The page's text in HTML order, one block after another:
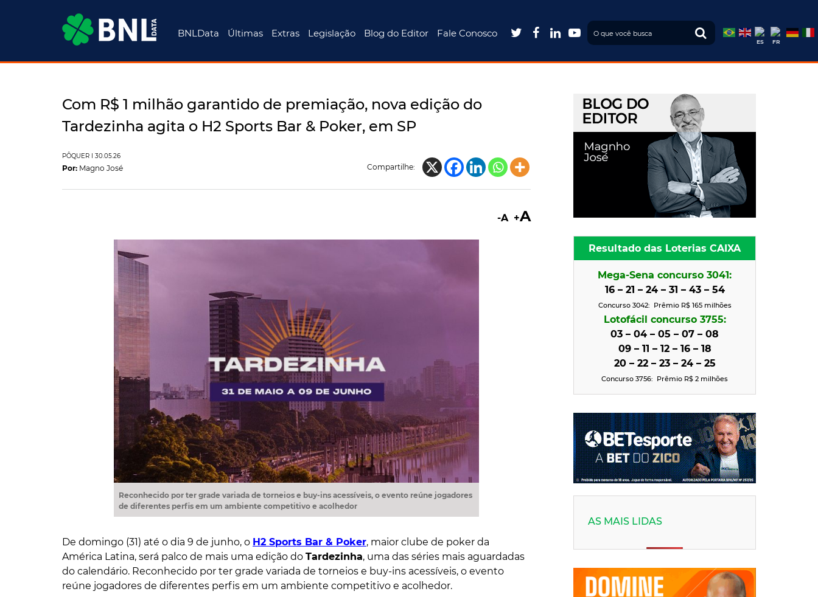
BNLData Últimas Extras Legislação Blog do Editor Fale Conosco     
Com R$ 1 milhão garantido de premiação, nova edição do
Tardezinha agita o H2 Sports Bar & Poker, em SP
PÔQUER I 30.05.26
Por: Magno José Compartilhe:
-A +A
Reconhecido por ter grade variada de torneios e buy-ins acessíveis, o evento reúne jogadores
de diferentes perfis em um ambiente competitivo e acolhedor
De domingo (31) até o dia 9 de junho, o H2 Sports Bar & Poker, maior clube de poker da
América Latina, será palco de mais uma edição do Tardezinha, uma das séries mais aguardadas
do calendário. Reconhecido por ter grade variada de torneios e buy-ins acessíveis, o evento
reúne jogadores de diferentes perfis em um ambiente competitivo e acolhedor.
Resultado das Loterias CAIXA
Mega-Sena concurso 3041:
16 – 21 – 24 – 31 – 43 – 54
Concurso 3042: Prêmio R$ 165 milhões
Lotofácil concurso 3755:
03 – 04 – 05 – 07 – 08
09 – 11 – 12 – 16 – 18
20 – 22 – 23 – 24 – 25
Concurso 3756: Prêmio R$ 2 milhões
AS MAIS LIDAS